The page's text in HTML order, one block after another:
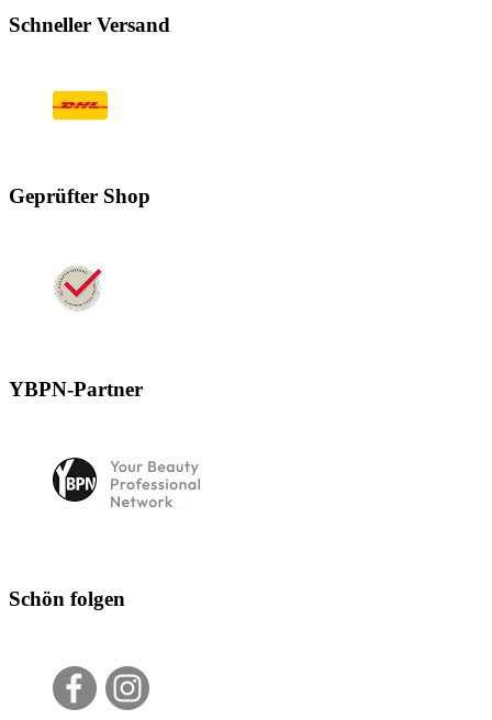
Schneller Versand
Geprüfter Shop
YBPN-Partner
Schön folgen